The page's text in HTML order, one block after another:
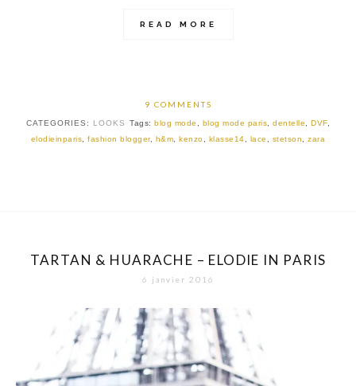
READ MORE
9 COMMENTS
CATEGORIES: LOOKS Tags: blog mode blog mode paris dentelle DVF,
elodieinparis ,fashion blogger, h&m ,kenzo klasse14 lace stetson ,zara
TARTAN & HUARACHE – ELODIE IN PARIS
6 janvier 2016